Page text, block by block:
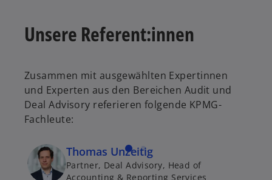
Unsere Referent:innen
Zusammen mit ausgewählten Expertinnen
und Experten aus den Bereichen Audit und
Deal Advisory referieren folgende KPMG-
Fachleute:
Thomas Unzeitig
Partner, Deal Advisory, Head of
Accounting & Reporting Services